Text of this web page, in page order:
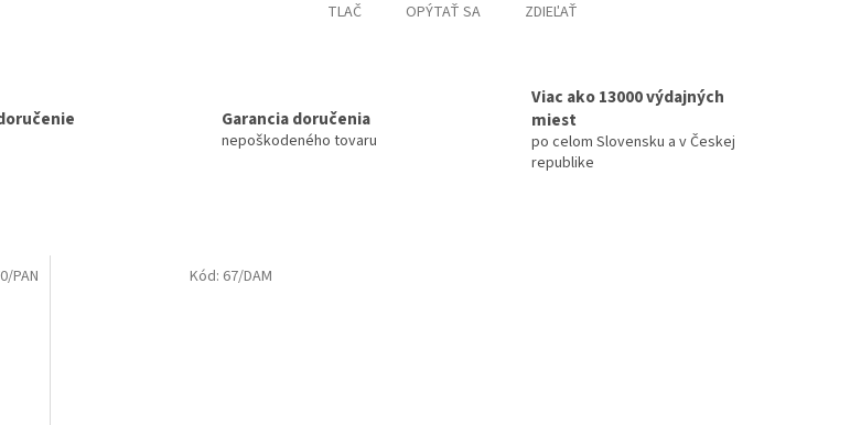
TLAČ OPÝTAŤ SA ZDIEĽAŤ
Garancia doručenia
nepoškodeného tovaru
Viac ako 13000 výdajných
miest
po celom Slovensku a v Českej
republike
PAN Kód: 67/DAM